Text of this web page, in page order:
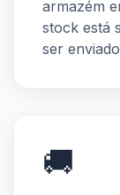
armazém
stock está
ser
🚚